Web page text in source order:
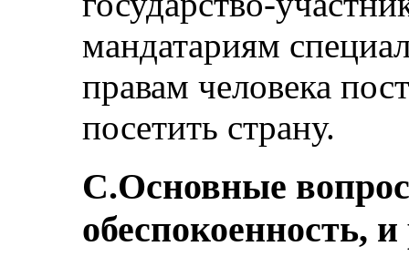
мандатариям
правам человека
посетить страну.
C.Основные
обеспокоенность,